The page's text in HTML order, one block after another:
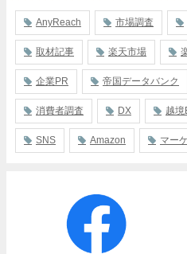
AnyReach 市場調査
取材記事 楽天市場
企業PR 帝国データバンク
消費者調査 DX 越境
SNS Amazon マー